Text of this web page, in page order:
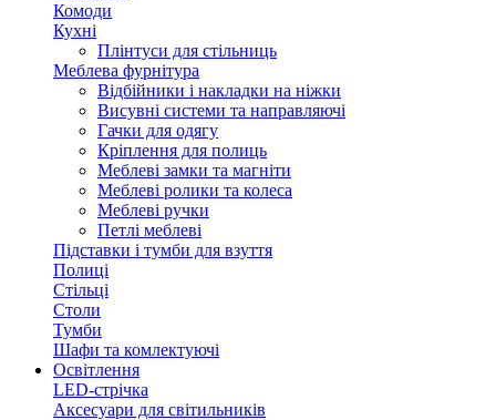
Комоди
Кухні
Плінтуси для стільниць
Меблева фурнітура
Відбійники і накладки на ніжки
Висувні системи та направляючі
Гачки для одягу
Кріплення для полиць
Меблеві замки та магніти
Меблеві ролики та колеса
Меблеві ручки
Петлі меблеві
Підставки і тумби для взуття
Полиці
Стільці
Столи
Тумби
Шафи та комлектуючі
Освітлення
LED-стрічка
Аксесуари для світильників